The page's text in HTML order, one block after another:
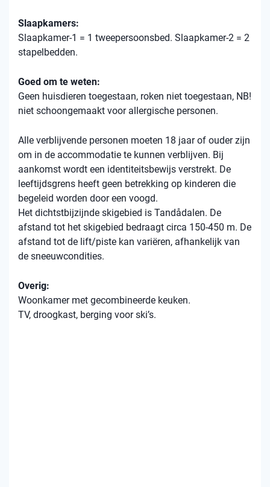
Slaapkamers:
Slaapkamer-1 = 1 tweepersoonsbed. Slaapkamer-2 = 2
stapelbedden.
Goed om te weten:
Geen huisdieren toegestaan, roken niet toegestaan, NB!
niet schoongemaakt voor allergische personen.
Alle verblijvende personen moeten 18 jaar of ouder zijn
om in de accommodatie te kunnen verblijven. Bij
aankomst wordt een identiteitsbewijs verstrekt. De
leeftijdsgrens heeft geen betrekking op kinderen die
begeleid worden door een voogd.
Het dichtstbijzijnde skigebied is Tandådalen. De
afstand tot het skigebied bedraagt ​​circa 150-450 m. De
afstand tot de lift/piste kan variëren, afhankelijk van
de sneeuwcondities.
Overig:
Woonkamer met gecombineerde keuken.
TV, droogkast, berging voor ski’s.